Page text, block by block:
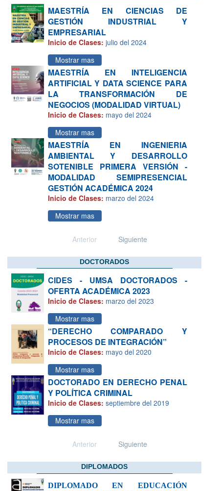
MAESTRÍA EN CIENCIAS DE
GESTIÓN INDUSTRIAL Y
EMPRESARIAL
Inicio de Clases: julio del 2024
Mostrar mas
MAESTRÍA EN INTELIGENCIA
ARTIFICIAL Y DATA SCIENCE PARA
LA TRANSFORMACIÓN DE
NEGOCIOS (MODALIDAD VIRTUAL)
Inicio de Clases: mayo del 2024
Mostrar mas
MAESTRÍA EN INGENIERIA
AMBIENTAL Y DESARROLLO
SOTENIBLE PRIMERA VERSIÓN -
MODALIDAD SEMIPRESENCIAL
GESTIÓN ACADÉMICA 2024
Inicio de Clases: marzo del 2024
Mostrar mas
Anterior Siguiente
DOCTORADOS
CIDES - UMSA DOCTORADOS -
OFERTA ACADÉMICA 2023
Inicio de Clases: marzo del 2023
Mostrar mas
“DERECHO COMPARADO Y
PROCESOS DE INTEGRACIÓN”
Inicio de Clases: mayo del 2020
Mostrar mas
DOCTORADO EN DERECHO PENAL
Y POLÍTICA CRIMINAL
Inicio de Clases: septiembre del 2019
Mostrar mas
Anterior Siguiente
DIPLOMADOS
DIPLOMADO EN EDUCACIÓN